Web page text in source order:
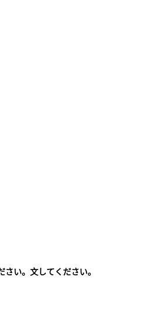
い。文してください。